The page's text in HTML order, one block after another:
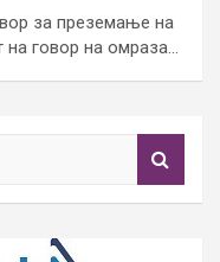
за преземање на
на говор на омраза…